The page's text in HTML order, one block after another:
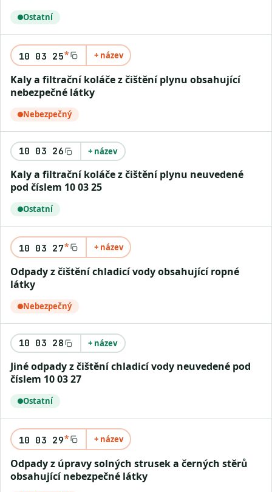
Ostatní
10 03 25* + název
Kaly a filtrační koláče z čištění plynu obsahující
nebezpečné látky
Nebezpečný
10 03 26 + název
Kaly a filtrační koláče z čištění plynu neuvedené
pod číslem 10 03 25
Ostatní
10 03 27* + název
Odpady z čištění chladicí vody obsahující ropné
látky
Nebezpečný
10 03 28 + název
Jiné odpady z čištění chladicí vody neuvedené pod
číslem 10 03 27
Ostatní
10 03 29* + název
Odpady z úpravy solných strusek a černých stěrů
obsahující nebezpečné látky